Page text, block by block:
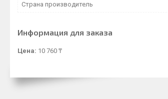
Страна производитель
Информация для заказа
Цена: 10 760 ₸